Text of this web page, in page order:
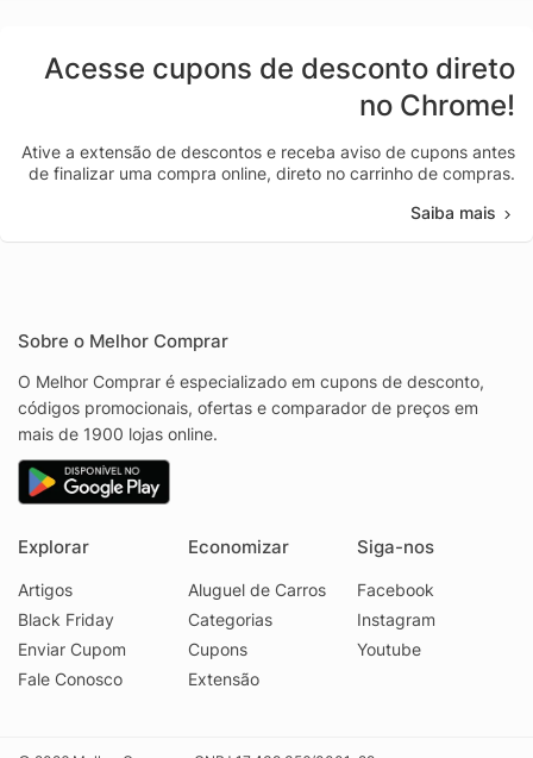
Acesse cupons de desconto direto
no Chrome!
Ative a extensão de descontos e receba aviso de cupons antes
de finalizar uma compra online, direto no carrinho de compras.
Saiba mais
Sobre o Melhor Comprar
O Melhor Comprar é especializado em cupons de desconto,
códigos promocionais, ofertas e comparador de preços em
mais de 1900 lojas online.
Explorar
Artigos
Black Friday
Enviar Cupom
Fale Conosco
Economizar
Aluguel de Carros
Categorias
Cupons
Extensão
Siga-nos
Facebook
Instagram
Youtube